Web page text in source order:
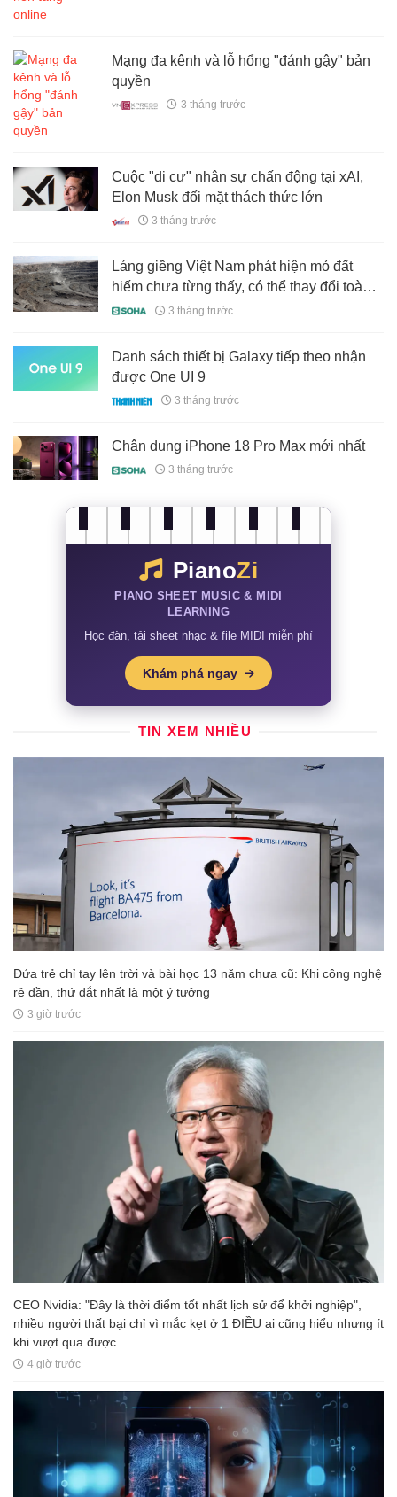
Mạng đa kênh và lỗ hổng "đánh gậy" bản
quyền
3 tháng trước
Cuộc "di cư" nhân sự chấn động tại xAI,
Elon Musk đối mặt thách thức lớn
3 tháng trước
Láng giềng Việt Nam phát hiện mỏ đất
hiếm chưa từng thấy, có thể thay đổi toàn
bộ đánh giá của giới chuyên gia
3 tháng trước
Danh sách thiết bị Galaxy tiếp theo nhận
được One UI 9
3 tháng trước
Chân dung iPhone 18 Pro Max mới nhất
3 tháng trước
PianoZi
PIANO SHEET MUSIC & MIDI
LEARNING
Học đàn, tải sheet nhạc & file MIDI miễn phí
Khám phá ngay
TIN XEM NHIỀU
Đứa trẻ chỉ tay lên trời và bài học 13 năm chưa cũ: Khi công nghệ
rẻ dần, thứ đắt nhất là một ý tưởng
3 giờ trước
CEO Nvidia: "Đây là thời điểm tốt nhất lịch sử để khởi nghiệp",
nhiều người thất bại chỉ vì mắc kẹt ở 1 ĐIỀU ai cũng hiểu nhưng ít
khi vượt qua được
4 giờ trước